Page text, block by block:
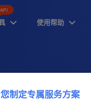
 使用帮助 
制定专属服务方案